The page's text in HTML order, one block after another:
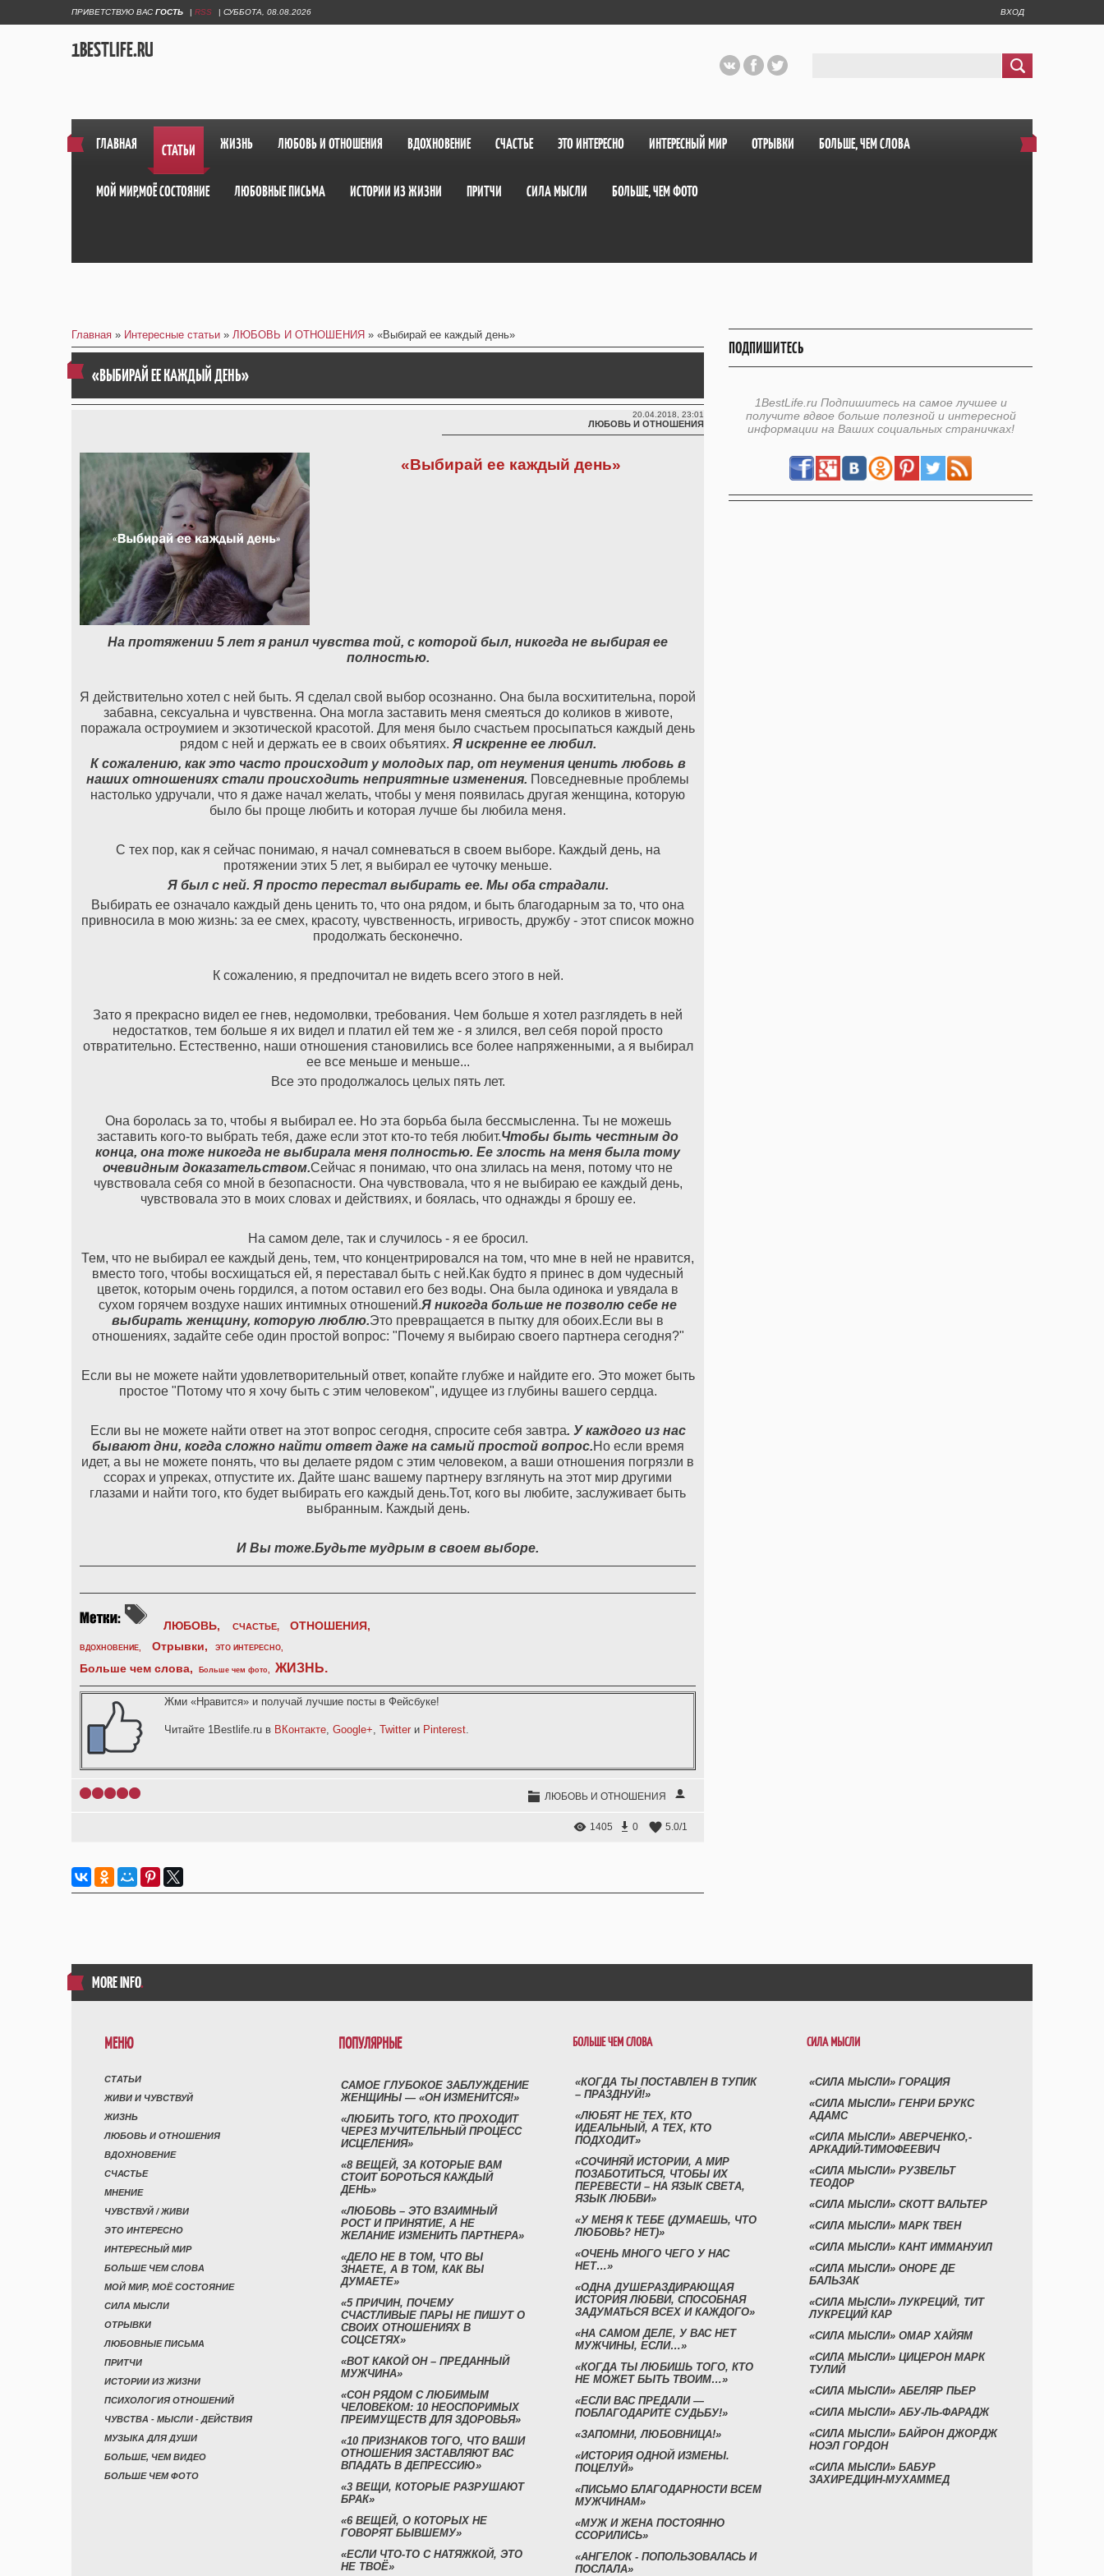
ПРИВЕТСТВУЮ ВАС ГОСТЬ | RSS | СУББОТА, 08.08.2026 ВХОД
1BESTLIFE.RU
ГЛАВНАЯ СТАТЬИ ЖИЗНЬ ЛЮБОВЬ И ОТНОШЕНИЯ ВДОХНОВЕНИЕ СЧАСТЬЕ ЭТО ИНТЕРЕСНО ИНТЕРЕСНЫЙ МИР ОТРЫВКИ БОЛЬШЕ, ЧЕМ СЛОВА
МОЙ МИР,МОЁ СОСТОЯНИЕ ЛЮБОВНЫЕ ПИСЬМА ИСТОРИИ ИЗ ЖИЗНИ ПРИТЧИ СИЛА МЫСЛИ БОЛЬШЕ, ЧЕМ ФОТО
Главная » Интересные статьи » ЛЮБОВЬ И ОТНОШЕНИЯ » «Выбирай ее каждый день»
«ВЫБИРАЙ ЕЕ КАЖДЫЙ ДЕНЬ»
20.04.2018, 23:01
ЛЮБОВЬ И ОТНОШЕНИЯ
«Выбирай ее каждый день»
На протяжении 5 лет я ранил чувства той, с которой был, никогда не выбирая ее
полностью.
Я действительно хотел с ней быть. Я сделал свой выбор осознанно. Она была восхитительна, порой
забавна, сексуальна и чувственна. Она могла заставить меня смеяться до коликов в животе,
поражала остроумием и экзотической красотой. Для меня было счастьем просыпаться каждый день
рядом с ней и держать ее в своих объятиях. Я искренне ее любил.
К сожалению, как это часто происходит у молодых пар, от неумения ценить любовь в
наших отношениях стали происходить неприятные изменения. Повседневные проблемы
настолько удручали, что я даже начал желать, чтобы у меня появилась другая женщина, которую
было бы проще любить и которая лучше бы любила меня.
С тех пор, как я сейчас понимаю, я начал сомневаться в своем выборе. Каждый день, на
протяжении этих 5 лет, я выбирал ее чуточку меньше.
Я был с ней. Я просто перестал выбирать ее. Мы оба страдали.
Выбирать ее означало каждый день ценить то, что она рядом, и быть благодарным за то, что она
привносила в мою жизнь: за ее смех, красоту, чувственность, игривость, дружбу - этот список можно
продолжать бесконечно.
К сожалению, я предпочитал не видеть всего этого в ней.
Зато я прекрасно видел ее гнев, недомолвки, требования. Чем больше я хотел разглядеть в ней
недостатков, тем больше я их видел и платил ей тем же - я злился, вел себя порой просто
отвратительно. Естественно, наши отношения становились все более напряженными, а я выбирал
ее все меньше и меньше...
Все это продолжалось целых пять лет.
Она боролась за то, чтобы я выбирал ее. Но эта борьба была бессмысленна. Ты не можешь
заставить кого-то выбрать тебя, даже если этот кто-то тебя любит.Чтобы быть честным до
конца, она тоже никогда не выбирала меня полностью. Ее злость на меня была тому
очевидным доказательством.Сейчас я понимаю, что она злилась на меня, потому что не
чувствовала себя со мной в безопасности. Она чувствовала, что я не выбираю ее каждый день,
чувствовала это в моих словах и действиях, и боялась, что однажды я брошу ее.
На самом деле, так и случилось - я ее бросил.
Тем, что не выбирал ее каждый день, тем, что концентрировался на том, что мне в ней не нравится,
вместо того, чтобы восхищаться ей, я переставал быть с ней.Как будто я принес в дом чудесный
цветок, которым очень гордился, а потом оставил его без воды. Она была одинока и увядала в
сухом горячем воздухе наших интимных отношений.Я никогда больше не позволю себе не
выбирать женщину, которую люблю.Это превращается в пытку для обоих.Если вы в
отношениях, задайте себе один простой вопрос: "Почему я выбираю своего партнера сегодня?"
Если вы не можете найти удовлетворительный ответ, копайте глубже и найдите его. Это может быть
простое "Потому что я хочу быть с этим человеком", идущее из глубины вашего сердца.
Если вы не можете найти ответ на этот вопрос сегодня, спросите себя завтра. У каждого из нас
бывают дни, когда сложно найти ответ даже на самый простой вопрос.Но если время
идет, а вы не можете понять, что вы делаете рядом с этим человеком, а ваши отношения погрязли в
ссорах и упреках, отпустите их. Дайте шанс вашему партнеру взглянуть на этот мир другими
глазами и найти того, кто будет выбирать его каждый день.Тот, кого вы любите, заслуживает быть
выбранным. Каждый день.
И Вы тоже.Будьте мудрым в своем выборе.
ЛЮБОВЬ, СЧАСТЬЕ, ОТНОШЕНИЯ,
ВДОХНОВЕНИЕ, Отрывки, ЭТО ИНТЕРЕСНО,
Больше чем слова, Больше чем фото, ЖИЗНЬ.
Жми «Нравится» и получай лучшие посты в Фейсбуке!
Читайте 1Bestlife.ru в ВКонтакте, Google+, Twitter и Pinterest.
1 2 3 4 ЛЮБОВЬ И ОТНОШЕНИЯ
1405 0 5.0/1
ПОДПИШИТЕСЬ
1BestLife.ru Подпишитесь на самое лучшее и
получите вдвое больше полезной и интересной
информации на Ваших социальных страничках!
MORE INFO.
МЕНЮ
СТАТЬИ
ЖИВИ И ЧУВСТВУЙ
ЖИЗНЬ
ЛЮБОВЬ И ОТНОШЕНИЯ
ВДОХНОВЕНИЕ
СЧАСТЬЕ
МНЕНИЕ
ЧУВСТВУЙ / ЖИВИ
ЭТО ИНТЕРЕСНО
ИНТЕРЕСНЫЙ МИР
БОЛЬШЕ ЧЕМ СЛОВА
МОЙ МИР, МОЁ СОСТОЯНИЕ
СИЛА МЫСЛИ
ОТРЫВКИ
ЛЮБОВНЫЕ ПИСЬМА
ПРИТЧИ
ИСТОРИИ ИЗ ЖИЗНИ
ПСИХОЛОГИЯ ОТНОШЕНИЙ
ЧУВСТВА - МЫСЛИ - ДЕЙСТВИЯ
МУЗЫКА ДЛЯ ДУШИ
БОЛЬШЕ, ЧЕМ ВИДЕО
БОЛЬШЕ ЧЕМ ФОТО
ПОПУЛЯРНЫЕ
САМОЕ ГЛУБОКОЕ ЗАБЛУЖДЕНИЕ
ЖЕНЩИНЫ — «ОН ИЗМЕНИТСЯ!»
«ЛЮБИТЬ ТОГО, КТО ПРОХОДИТ
ЧЕРЕЗ МУЧИТЕЛЬНЫЙ ПРОЦЕСС
ИСЦЕЛЕНИЯ»
«8 ВЕЩЕЙ, ЗА КОТОРЫЕ ВАМ
СТОИТ БОРОТЬСЯ КАЖДЫЙ
ДЕНЬ»
«ЛЮБОВЬ – ЭТО ВЗАИМНЫЙ
РОСТ И ПРИНЯТИЕ, А НЕ
ЖЕЛАНИЕ ИЗМЕНИТЬ ПАРТНЕРА»
«ДЕЛО НЕ В ТОМ, ЧТО ВЫ
ЗНАЕТЕ, А В ТОМ, КАК ВЫ
ДУМАЕТЕ»
«5 ПРИЧИН, ПОЧЕМУ
СЧАСТЛИВЫЕ ПАРЫ НЕ ПИШУТ О
СВОИХ ОТНОШЕНИЯХ В
СОЦСЕТЯХ»
«ВОТ КАКОЙ ОН – ПРЕДАННЫЙ
МУЖЧИНА»
«СОН РЯДОМ С ЛЮБИМЫМ
ЧЕЛОВЕКОМ: 10 НЕОСПОРИМЫХ
ПРЕИМУЩЕСТВ ДЛЯ ЗДОРОВЬЯ»
«10 ПРИЗНАКОВ ТОГО, ЧТО ВАШИ
ОТНОШЕНИЯ ЗАСТАВЛЯЮТ ВАС
ВПАДАТЬ В ДЕПРЕССИЮ»
«3 ВЕЩИ, КОТОРЫЕ РАЗРУШАЮТ
БРАК»
«6 ВЕЩЕЙ, О КОТОРЫХ НЕ
ГОВОРЯТ БЫВШЕМУ»
«ЕСЛИ ЧТО-ТО С НАТЯЖКОЙ, ЭТО
НЕ ТВОЁ»
БОЛЬШЕ ЧЕМ СЛОВА
«КОГДА ТЫ ПОСТАВЛЕН В ТУПИК
– ПРАЗДНУЙ!»
«ЛЮБЯТ НЕ ТЕХ, КТО
ИДЕАЛЬНЫЙ, А ТЕХ, КТО
ПОДХОДИТ»
«СОЧИНЯЙ ИСТОРИИ, А МИР
ПОЗАБОТИТЬСЯ, ЧТОБЫ ИХ
ПЕРЕВЕСТИ – НА ЯЗЫК СВЕТА,
ЯЗЫК ЛЮБВИ»
«У МЕНЯ К ТЕБЕ (ДУМАЕШЬ, ЧТО
ЛЮБОВЬ? НЕТ)»
«ОЧЕНЬ МНОГО ЧЕГО У НАС
НЕТ…»
«ОДНА ДУШЕРАЗДИРАЮЩАЯ
ИСТОРИЯ ЛЮБВИ, СПОСОБНАЯ
ЗАДУМАТЬСЯ ВСЕХ И КАЖДОГО»
«НА САМОМ ДЕЛЕ, У ВАС НЕТ
МУЖЧИНЫ, ЕСЛИ…»
«КОГДА ТЫ ЛЮБИШЬ ТОГО, КТО
НЕ МОЖЕТ БЫТЬ ТВОИМ…»
«ЕСЛИ ВАС ПРЕДАЛИ —
ПОБЛАГОДАРИТЕ СУДЬБУ!»
«ЗАПОМНИ, ЛЮБОВНИЦА!»
«ИСТОРИЯ ОДНОЙ ИЗМЕНЫ.
ПОЦЕЛУЙ»
«ПИСЬМО БЛАГОДАРНОСТИ ВСЕМ
МУЖЧИНАМ»
«МУЖ И ЖЕНА ПОСТОЯННО
ССОРИЛИСЬ»
«АНГЕЛОК - ПОПОЛЬЗОВАЛАСЬ И
ПОСЛАЛА»
СИЛА МЫСЛИ
«СИЛА МЫСЛИ» ГОРАЦИЯ
«СИЛА МЫСЛИ» ГЕНРИ БРУКС
АДАМС
«СИЛА МЫСЛИ» АВЕРЧЕНКО,-
АРКАДИЙ-ТИМОФЕЕВИЧ
«СИЛА МЫСЛИ» РУЗВЕЛЬТ
ТЕОДОР
«СИЛА МЫСЛИ» СКОТТ ВАЛЬТЕР
«СИЛА МЫСЛИ» МАРК ТВЕН
«СИЛА МЫСЛИ» КАНТ ИММАНУИЛ
«СИЛА МЫСЛИ» ОНОРЕ ДЕ
БАЛЬЗАК
«СИЛА МЫСЛИ» ЛУКРЕЦИЙ, ТИТ
ЛУКРЕЦИЙ КАР
«СИЛА МЫСЛИ» ОМАР ХАЙЯМ
«СИЛА МЫСЛИ» ЦИЦЕРОН МАРК
ТУЛИЙ
«СИЛА МЫСЛИ» АБЕЛЯР ПЬЕР
«СИЛА МЫСЛИ» АБУ-ЛЬ-ФАРАДЖ
«СИЛА МЫСЛИ» БАЙРОН ДЖОРДЖ
НОЭЛ ГОРДОН
«СИЛА МЫСЛИ» БАБУР
ЗАХИРЕДЦИН-МУХАММЕД